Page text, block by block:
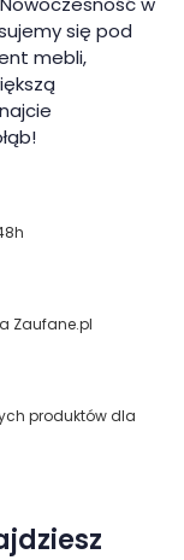
się pod
mebli,
Zaufane.pl
produktów dla